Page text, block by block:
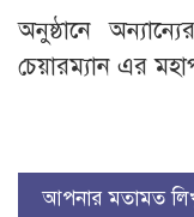
অনুষ্ঠানে
চেয়ারম্যান এর
আপনার মতামত